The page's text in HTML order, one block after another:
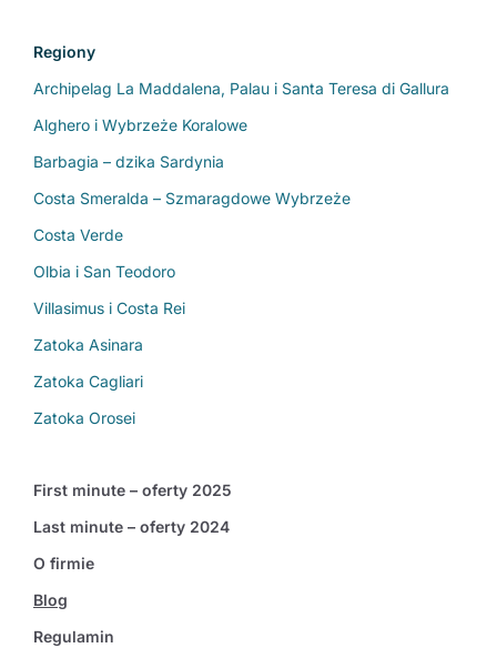
Regiony
Archipelag La Maddalena, Palau i Santa Teresa di Gallura
Alghero i Wybrzeże Koralowe
Barbagia – dzika Sardynia
Costa Smeralda – Szmaragdowe Wybrzeże
Costa Verde
Olbia i San Teodoro
Villasimus i Costa Rei
Zatoka Asinara
Zatoka Cagliari
Zatoka Orosei
First minute – oferty 2025
Last minute – oferty 2024
O firmie
Blog
Regulamin